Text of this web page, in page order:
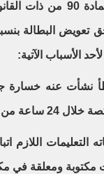
الأسباب الآتية:
خطأ نشأت عنه
من وقت علمه بوقوعه.
التعليمات اللازم
مكتوبة ومعلقة في